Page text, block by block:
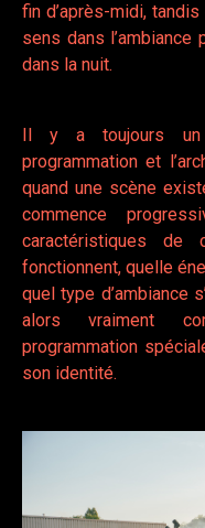
fin d’après-midi,
sens dans l’ambiance
dans la nuit.
Il y a toujours un
programmation et
quand une scène
commence
caractéristiques
fonctionnent, quelle
quel type d’ambiance
alors vraiment
programmation
son identité.